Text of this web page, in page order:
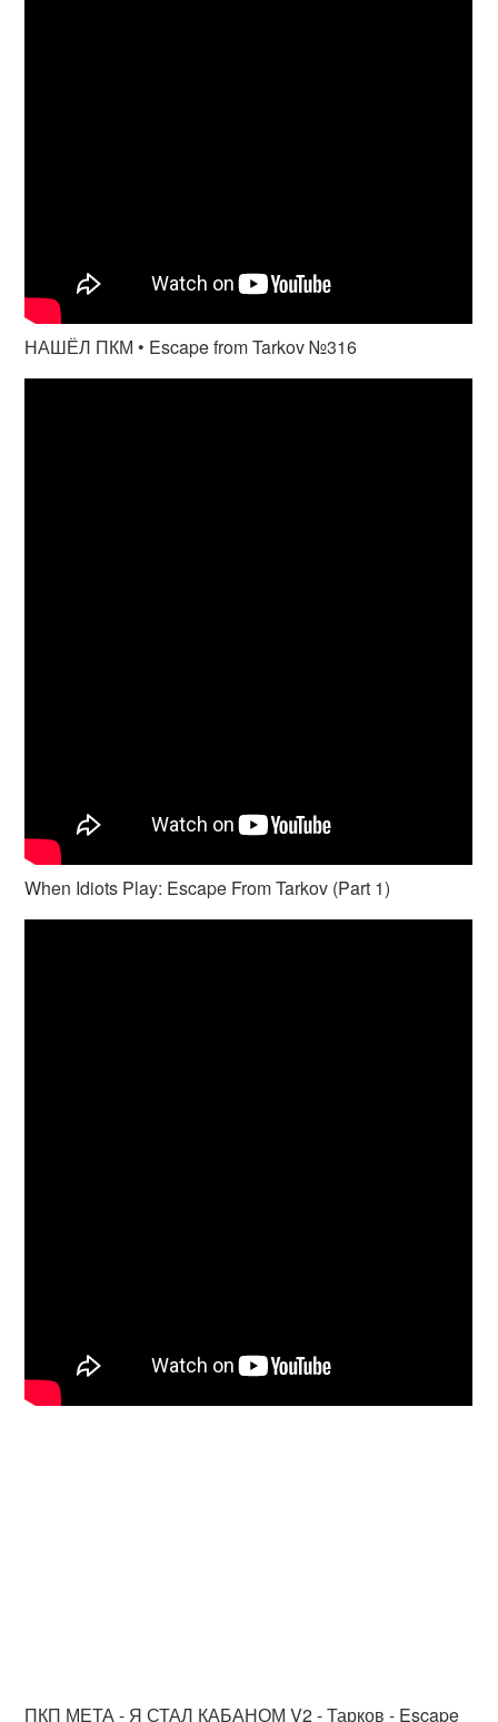
НАШЁЛ ПКМ • Escape from Tarkov №316
When Idiots Play: Escape From Tarkov (Part 1)
ПКП МЕТА - Я СТАЛ КАБАНОМ V2 - Тарков - Escape